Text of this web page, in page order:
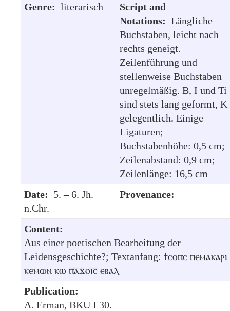
Genre: literarisch
Script and
Notations: Längliche
Buchstaben, leicht nach
rechts geneigt.
Zeilenführung und
stellenweise Buchstaben
unregelmäßig. B, I und Ti
sind stets lang geformt, K
gelegentlich. Einige
Ligaturen;
Buchstabenhöhe: 0,5 cm;
Zeilenabstand: 0,9 cm;
Zeilenlänge: 16,5 cm
Date: 5. – 6. Jh.
n.Chr.
Provenance:
Content:
Aus einer poetischen Bearbeitung der
Leidensgeschichte?; Textanfang: ϯⲥⲟⲡⲥ ⲡⲉⲙⲁⲕⲁⲣⲓ
ⲕⲉⲙⲱⲛ ⲕⲱ ⲡ︦ⲁ︦ϫ︦ⲟⲓ︦ⲥ︦ ⲉⲃⲁⲗ
Publication:
A. Erman, BKU I 30.